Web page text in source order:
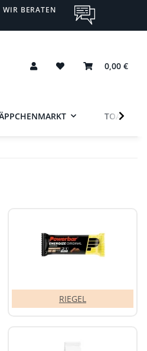
BERATEN
0,00 €
TOA
RIEGEL